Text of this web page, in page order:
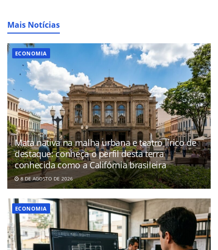
Mais Notícias
ECONOMIA
Mata nativa na malha urbana e teatro lírico de
destaque: conheça o perfil desta terra
conhecida como a Califórnia brasileira
8 DE AGOSTO DE 2026
ECONOMIA